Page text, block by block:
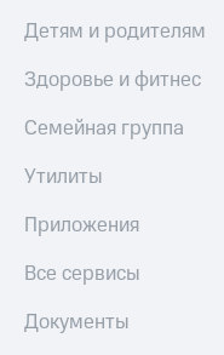
Детям и родителям
Здоровье и фитнес
Семейная группа
Утилиты
Приложения
Все сервисы
Документы